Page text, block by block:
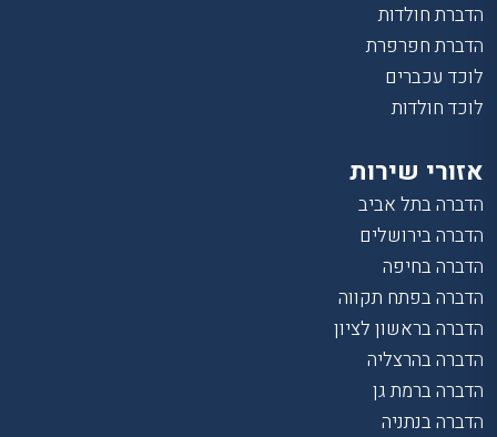
הדברת חולדות
הדברת חפרפרת
לוכד עכברים
לוכד חולדות
אזורי שירות
הדברה בתל אביב
הדברה בירושלים
הדברה בחיפה
הדברה בפתח תקווה
הדברה בראשון לציון
הדברה בהרצליה
הדברה ברמת גן
הדברה בנתניה